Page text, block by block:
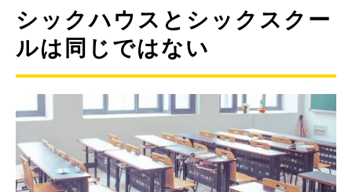
シックハウスとシックスクー
ルは同じではない